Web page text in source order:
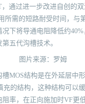
通过进一步改进自创的
所需的短路耐受时间，与
下将导通电阻降低约
五代沟槽技术。
图片来源：罗姆
MOS结构是在外延层中
充的结构，这种结构可以
阻率，在正向施加时VF更